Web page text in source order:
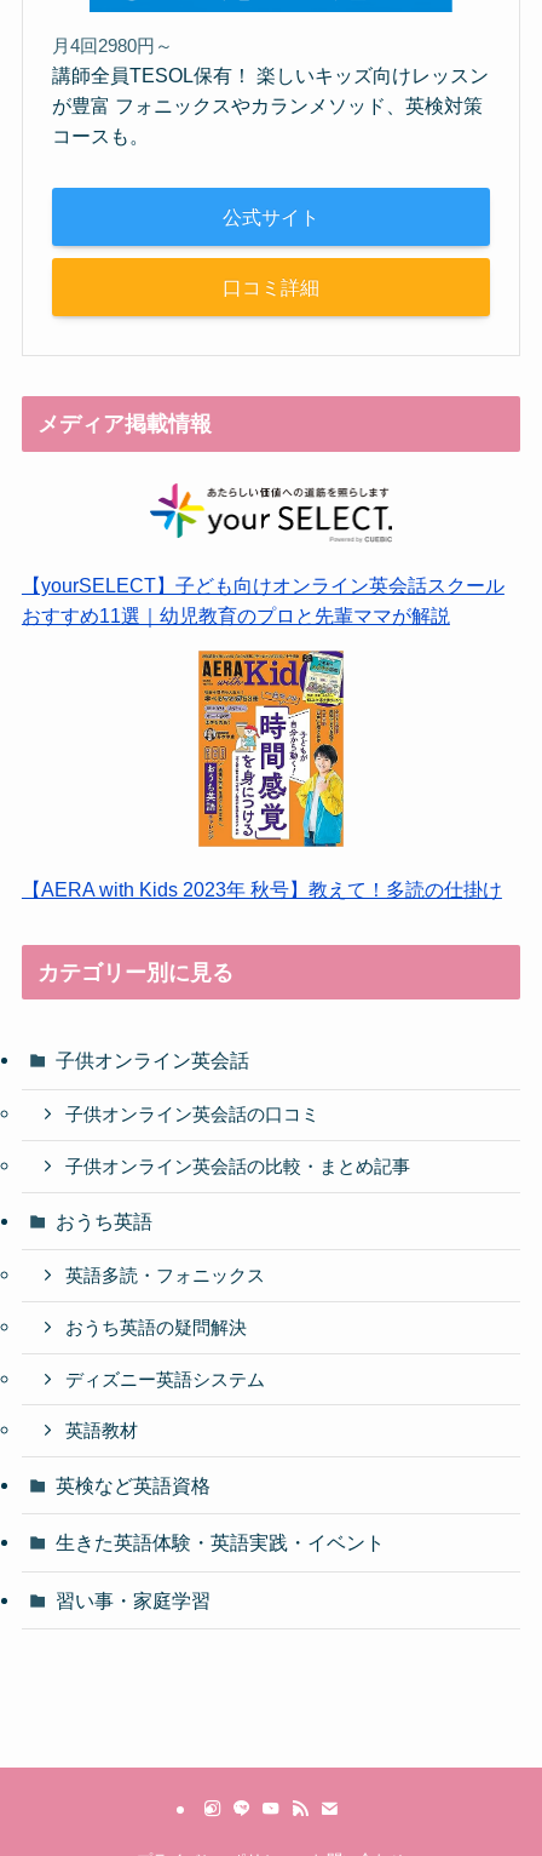
月4回2980円～
講師全員TESOL保有！ 楽しいキッズ向けレッスン
が豊富 フォニックスやカランメソッド、英検対策
コースも。
公式サイト
口コミ詳細
メディア掲載情報
【yourSELECT】子ども向けオンライン英会話スクール
おすすめ11選｜幼児教育のプロと先輩ママが解説
【AERA with Kids 2023年 秋号】教えて！多読の仕掛け
カテゴリー別に見る
子供オンライン英会話
子供オンライン英会話の口コミ
子供オンライン英会話の比較・まとめ記事
おうち英語
英語多読・フォニックス
おうち英語の疑問解決
ディズニー英語システム
英語教材
英検など英語資格
生きた英語体験・英語実践・イベント
習い事・家庭学習